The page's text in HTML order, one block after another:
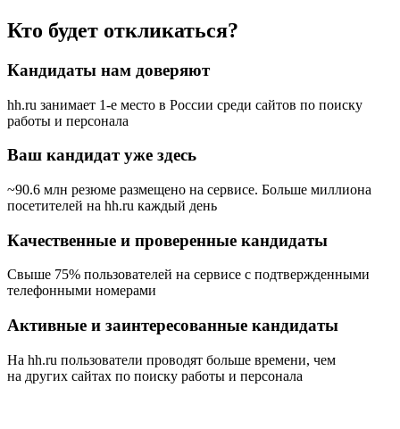
Кто будет откликаться?
Кандидаты нам доверяют
hh.ru занимает 1-е место в России среди сайтов по поиску
работы и персонала
Ваш кандидат уже здесь
~90.6 млн резюме размещено на сервисе. Больше миллиона
посетителей на hh.ru каждый день
Качественные и проверенные кандидаты
Свыше 75% пользователей на сервисе с подтвержденными
телефонными номерами
Активные и заинтересованные кандидаты
На hh.ru пользователи проводят больше времени, чем
на других сайтах по поиску работы и персонала